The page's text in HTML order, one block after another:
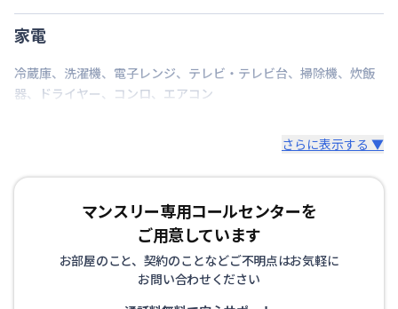
家電
冷蔵庫、 洗濯機、 電子レンジ、 テレビ・テレビ台、 掃除機、 炊飯
器、 ドライヤー、 コンロ、 エアコン
さらに表示する ▼
マンスリー専用コールセンターを
ご用意しています
お部屋のこと、契約のことなどご不明点はお気軽に
お問い合わせください